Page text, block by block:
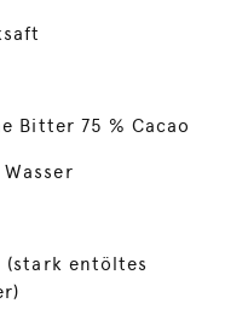
Bitter 75 % Cacao
(stark entöltes